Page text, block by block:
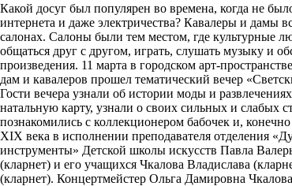
Какой досуг был популярен во времена, когда не
интернета и даже электричества? Кавалеры и дамы
салонах. Салоны были тем местом, где культурные
общаться друг с другом, играть, слушать музыку и
произведения. 11 марта в городском арт-
дам и кавалеров прошел тематический вечер
Гости вечера узнали об истории моды и
натальную карту, узнали о своих сильных и слабых
познакомились с коллекционером бабочек и,
XIX века в исполнении преподавателя отделения
инструменты» Детской школы искусств Павла
(кларнет) и его учащихся Чкалова Владислава
(кларнет). Концертмейстер Ольга Дамировна